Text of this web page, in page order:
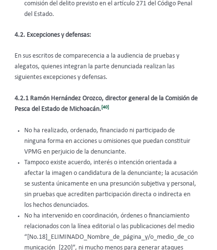
comisión del delito previsto en el artículo 271 del Código Penal
del Estado.
4.2. Excepciones y defensas:
En sus escritos de comparecencia a la audiencia de pruebas y
alegatos, quienes integran la parte denunciada realizan las
siguientes excepciones y defensas.
4.2.1 Ramón Hernández Orozco, director general de la Comisión de
Pesca del Estado de Michoacán. [40]
No ha realizado, ordenado, financiado ni participado de
ninguna forma en acciones u omisiones que puedan constituir
VPMG en perjuicio de la denunciante.
Tampoco existe acuerdo, interés o intención orientada a
afectar la imagen o candidatura de la denunciante; la acusación
se sustenta únicamente en una presunción subjetiva y personal,
sin pruebas que acrediten participación directa o indirecta en
los hechos denunciados.
No ha intervenido en coordinación, órdenes o financiamiento
relacionados con la línea editorial o las publicaciones del medio
“[No.18]_ELIMINADO_Nombre_de_página_y/o_medio_de_co
municación_[220]”, ni mucho menos para generar ataques